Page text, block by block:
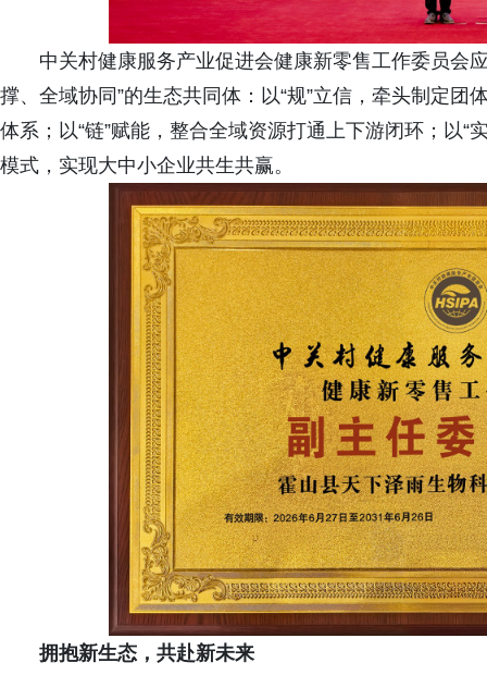
中关村健康服务产业促进会健康新零售工作委员会
撑、全域协同”的生态共同体：以“规”立信，牵头制定
体系；以“链”赋能，整合全域资源打通上下游闭环；以
模式，实现大中小企业共生共赢。
拥抱新生态，共赴新未来